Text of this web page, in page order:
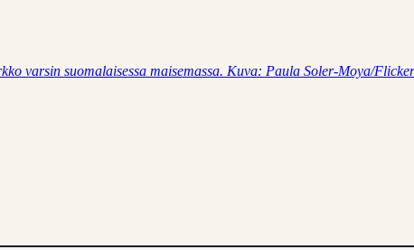
varsin suomalaisessa maisemassa. Kuva: Paula Soler-Moya/Flicker